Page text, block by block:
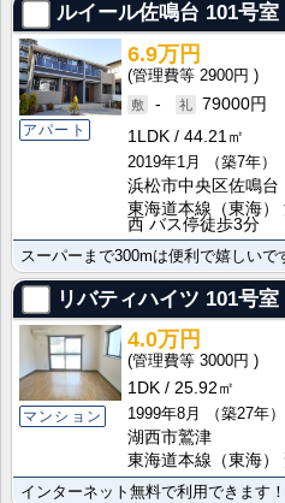
ルイール佐鳴台 101号室
アパート
6.9万円
2900円
-
79000円
1LDK
44.21㎡
2019年1月
（築7年）
浜松市中央区佐鳴台
東海道本線（東海
西 バス停徒歩3分
リバティハイツ 101号室
マンション
4.0万円
3000円
1DK
25.92㎡
1999年8月
（築27年）
湖西市鷲津
東海道本線（東海
インターネット無料で利用できます！